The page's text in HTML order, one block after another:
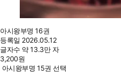
아시왕부명 16권
등록일 2026.05.12
글자수 약 13.3만 자
3,200원
아시왕부명 15권 선택